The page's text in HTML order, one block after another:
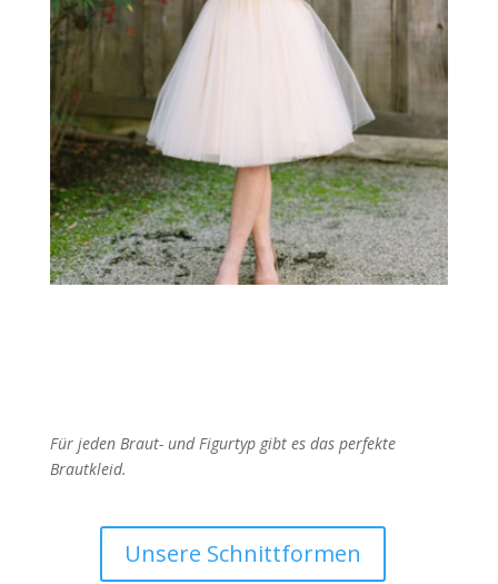
Für jeden Braut- und Figurtyp gibt es das perfekte
Brautkleid.
Unsere Schnittformen